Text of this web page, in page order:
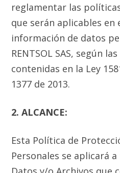
reglamentar las
que serán aplicables en
información de datos
RENTSOL SAS, según
contenidas en la Ley
1377 de 2013.
2. ALCANCE:
Esta Política de
Personales se aplicará